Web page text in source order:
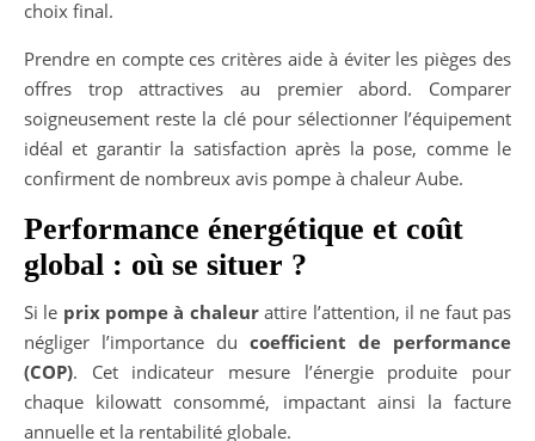
choix final.
Prendre en compte ces critères aide à éviter les pièges des
offres trop attractives au premier abord. Comparer
soigneusement reste la clé pour sélectionner l’équipement
idéal et garantir la satisfaction après la pose, comme le
confirment de nombreux avis pompe à chaleur Aube.
Performance énergétique et coût
global : où se situer ?
Si le prix pompe à chaleurattire l’attention, il ne faut pas
négliger l’importance du coefficient de performance
(COP). Cet indicateur mesure l’énergie produite pour
chaque kilowatt consommé, impactant ainsi la facture
annuelle et la rentabilité globale.